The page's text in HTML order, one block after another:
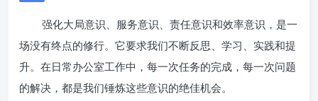
强化大局意识、服务意识、责任意识和效率意识，是一
场没有终点的修行。它要求我们不断反思、学习、实践和提
升。在日常办公室工作中，每一次任务的完成，每一次问题
的解决，都是我们锤炼这些意识的绝佳机会。